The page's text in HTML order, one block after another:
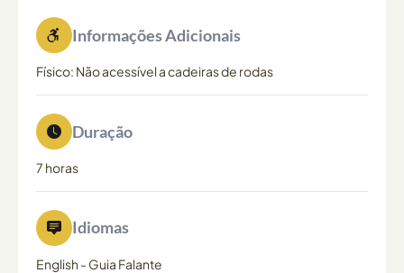
Informações Adicionais
Físico: Não acessível a cadeiras de rodas
Duração
7 horas
Idiomas
English - Guia Falante